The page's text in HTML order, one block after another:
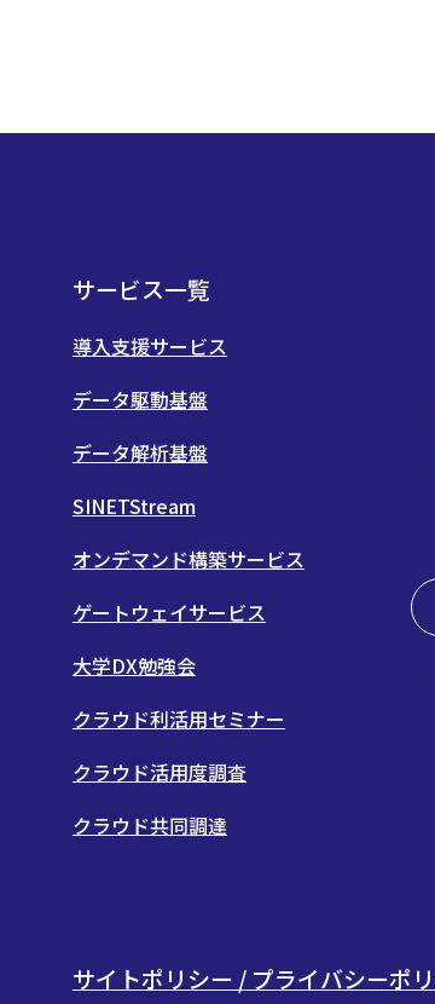
サービス一覧
導入支援サービス
データ駆動基盤
データ解析基盤
SINETStream
オンデマンド構築サービス
ゲートウェイサービス
大学DX勉強会
クラウド利活用セミナー
クラウド活用度調査
クラウド共同調達
サイトポリシー / プライバシーポ